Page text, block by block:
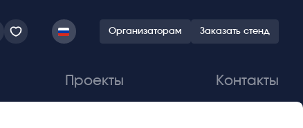
Организаторам Заказать стенд
Проекты Контакты